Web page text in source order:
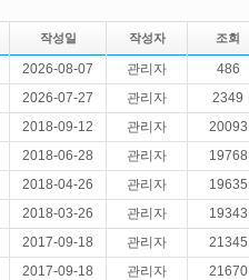
작성일 작성자 조회
2026-08-07 관리자
486
2026-07-27 관리자
2349
2018-09-12 관리자
20093
2018-06-28 관리자
19768
2018-04-26 관리자
19635
2018-03-26 관리자
19343
2017-09-18 관리자
21345
2017-09-18 관리자
21670